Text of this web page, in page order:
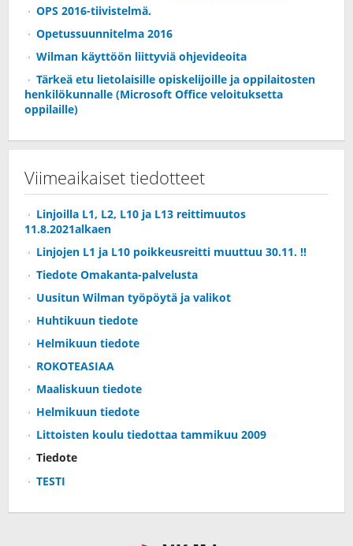
OPS 2016-tiivistelmä.
Opetussuunnitelma 2016
Wilman käyttöön liittyviä ohjevideoita
Tärkeä etu lietolaisille opiskelijoille ja oppilaitosten
henkilökunnalle (Microsoft Office veloituksetta
oppilaille)
Viimeaikaiset tiedotteet
Linjoilla L1, L2, L10 ja L13 reittimuutos
11.8.2021alkaen
Linjojen L1 ja L10 poikkeusreitti muuttuu 30.11. !!
Tiedote Omakanta-palvelusta
Uusitun Wilman työpöytä ja valikot
Huhtikuun tiedote
Helmikuun tiedote
ROKOTEASIAA
Maaliskuun tiedote
Helmikuun tiedote
Littoisten koulu tiedottaa tammikuu 2009
Tiedote
TESTI